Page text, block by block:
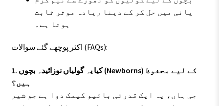
پانی میں حل کر کے دینا زیادہ موثر ثابت
ہوتا ہے۔
اکثر پوچھے گئے سوالات (FAQs):
1. کیا یہ گولیاں نوزائیدہ بچوں (Newborns) کے لیے محفوظ
ہیں؟
جی ہاں، یہ ایک قدرتی بائیو کیمک دوا ہے جو شیر